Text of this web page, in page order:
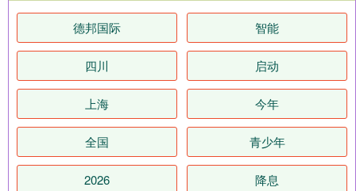
德邦国际 智能
四川 启动
上海 今年
全国 青少年
2026 降息